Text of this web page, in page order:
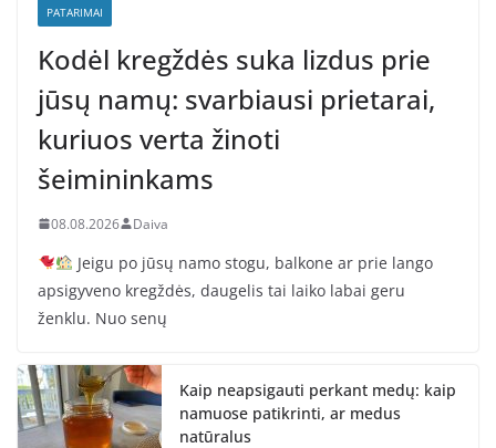
PATARIMAI
Kodėl kregždės suka lizdus prie
jūsų namų: svarbiausi prietarai,
kuriuos verta žinoti
šeimininkams
08.08.2026 Daiva
Jeigu po jūsų namo stogu, balkone ar prie lango
apsigyveno kregždės, daugelis tai laiko labai geru
ženklu. Nuo senų
Kaip neapsigauti perkant medų: kaip
namuose patikrinti, ar medus
natūralus